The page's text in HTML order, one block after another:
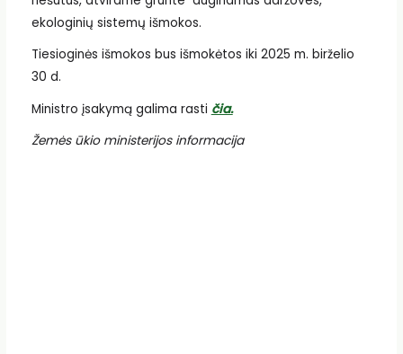
ekologinių sistemų išmokos.
Tiesioginės išmokos bus išmokėtos iki 2025 m. birželio
30 d.
Ministro įsakymą galima rasti čia.
Žemės ūkio ministerijos informacija